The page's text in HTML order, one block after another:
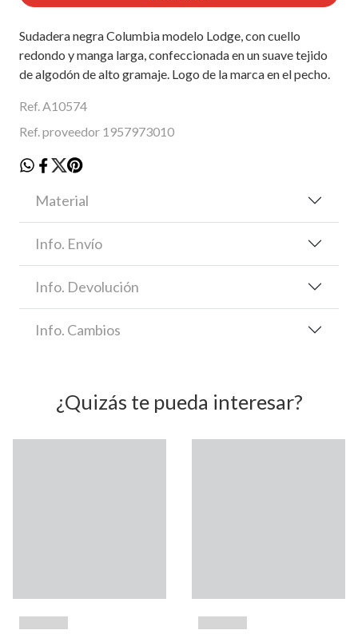
Sudadera negra Columbia modelo Lodge, con cuello
redondo y manga larga, confeccionada en un suave tejido
de algodón de alto gramaje. Logo de la marca en el pecho.
Ref. A10574
Ref. proveedor 1957973010
Material
Info. Envío
Info. Devolución
Info. Cambios
¿Quizás te pueda interesar?